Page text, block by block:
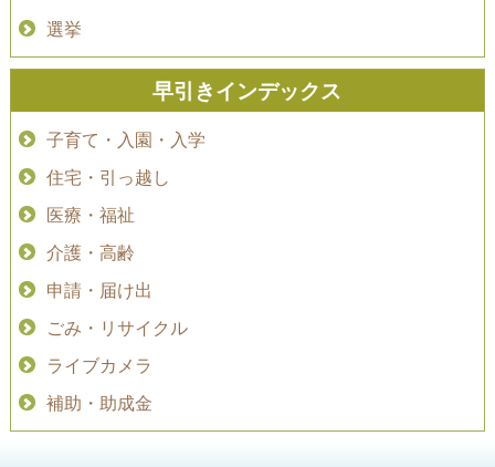
選挙
早引きインデックス
子育て・入園・入学
住宅・引っ越し
医療・福祉
介護・高齢
申請・届け出
ごみ・リサイクル
ライブカメラ
補助・助成金